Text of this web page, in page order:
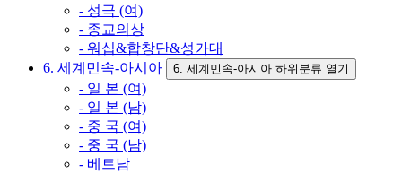
- 성극 (여)
- 종교의상
- 워십&합창단&성가대
6. 세계민속-아시아
6. 세계민속-아시아 하위분류 열기
- 일 본 (여)
- 일 본 (남)
- 중 국 (여)
- 중 국 (남)
- 베트남